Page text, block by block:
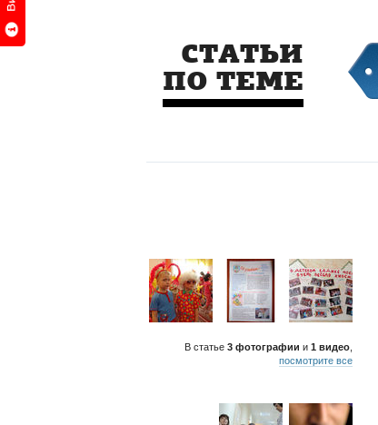
СТАТЬИ
ПО ТЕМЕ
В статье 3 фотографии и 1 видео
посмотрите все